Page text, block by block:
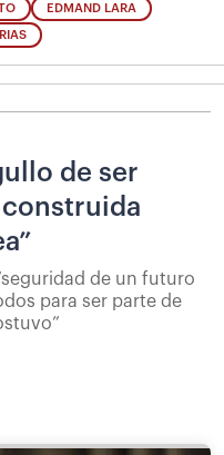
EDMAND LARA
de ser
de un futuro
para ser parte de